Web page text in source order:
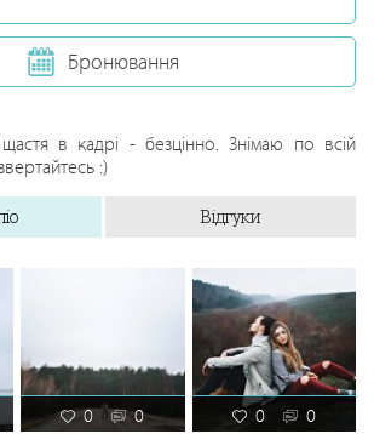
Бронювання
в кадрі - безцінно. Знімаю по всій
:)
Відгуки
0 0 0 0